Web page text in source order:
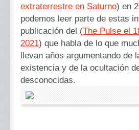
extraterrestre en Saturno) en
podemos leer parte de estas
publicación del (The Pulse el
2021) que habla de lo que
llevan años argumentando de
existencia y de la ocultación
desconocidas.